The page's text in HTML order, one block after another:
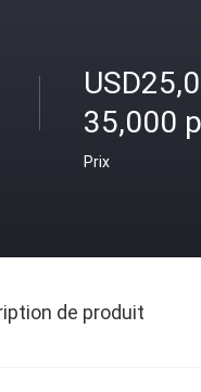
35,000
Prix
de produit